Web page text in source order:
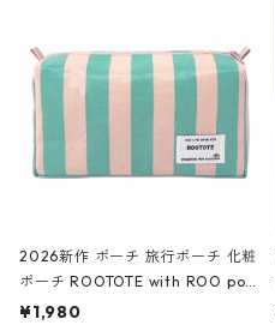
ーガンディー、オフホワイト
2026新作 ポーチ 旅行ポーチ 化粧
ポーチ ROOTOTE with ROO pou
ch 3532 ルートート WR.ポーチ.ラ
¥1,980